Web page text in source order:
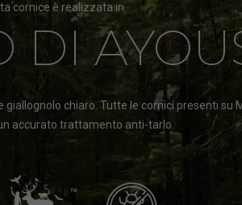
cornice è realizzata in
DI
chiaro. Tutte le cornici presenti su
accurato trattamento anti-tarlo.